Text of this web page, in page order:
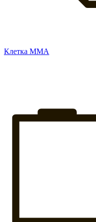
Клетка ММА